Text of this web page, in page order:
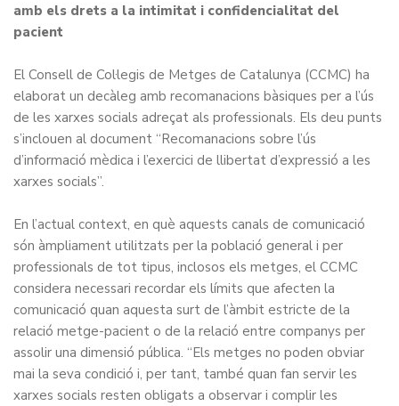
amb els drets a la intimitat i confidencialitat del
pacient
El Consell de Col·legis de Metges de Catalunya (CCMC) ha
elaborat un decàleg amb recomanacions bàsiques per a l’ús
de les xarxes socials adreçat als professionals. Els deu punts
s’inclouen al document “Recomanacions sobre l’ús
d’informació mèdica i l’exercici de llibertat d’expressió a les
xarxes socials”.
En l’actual context, en què aquests canals de comunicació
són àmpliament utilitzats per la població general i per
professionals de tot tipus, inclosos els metges, el CCMC
considera necessari recordar els límits que afecten la
comunicació quan aquesta surt de l’àmbit estricte de la
relació metge-pacient o de la relació entre companys per
assolir una dimensió pública. “Els metges no poden obviar
mai la seva condició i, per tant, també quan fan servir les
xarxes socials resten obligats a observar i complir les